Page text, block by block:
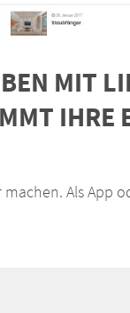
MIT
IHRE
Als App